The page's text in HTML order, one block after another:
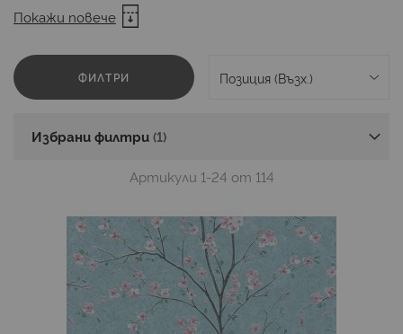
New Walls Pintwalls
Versace 5 Versace 4 Versace
Italian Designs Elegance Hermitage 10
Design & Nature Roberto Cavalli 9
Roberto Cavalli 8 Gianfranco Ferre 3
Покажи повече
ФИЛТРИ
Избрани филтри
Артикули 1-24 от 114